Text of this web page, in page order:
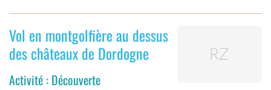
Vol en montgolfière au dessus
des châteaux de Dordogne
Activité : Découverte